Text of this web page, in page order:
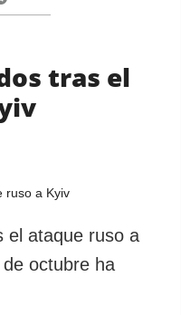
tras el
el ataque ruso a
octubre ha